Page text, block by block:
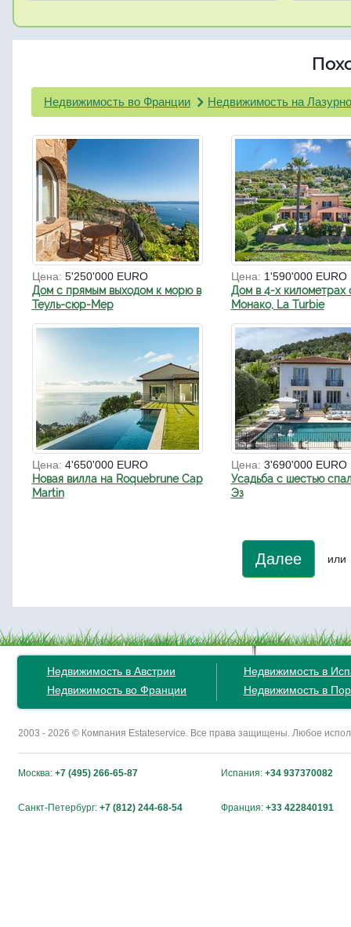
Недвижимость во Франции Недвижимость на
Цена: 5'250'000 EURO
Дом с прямым выходом к морю в
Теуль-сюр-Мер
Цена: 1'590'000 EURO
Дом в 4-х километрах
Монако, La Turbie
Цена: 4'650'000 EURO
Новая вилла на Roquebrune Cap
Martin
Цена: 3'690'000 EURO
Усадьба с шестью
Эз
Далее или
Недвижимость в Австрии
Недвижимость во Франции
Недвижимость в
Недвижимость в
2003 - 2026 © Компания Estateservice. Все права защищены. Любое
Москва: +7 (495) 266-65-87 Испания: +34 937370082
Санкт-Петербург: +7 (812) 244-68-54 Франция: +33 422840191